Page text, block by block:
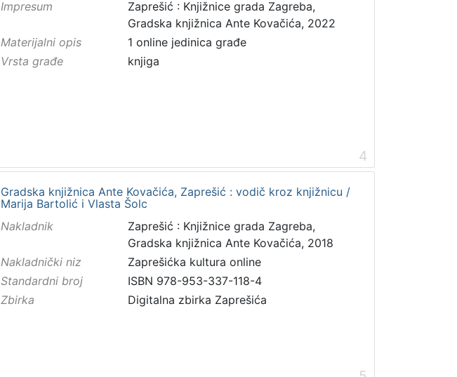
Impresum
Zaprešić : Knjižnice grada Zagreba,
Gradska knjižnica Ante Kovačića, 2022
Materijalni opis
1 online jedinica građe
Vrsta građe
knjiga
4
Gradska knjižnica Ante Kovačića, Zaprešić : vodič kroz knjižnicu /
Marija Bartolić i Vlasta Šolc
Nakladnik
Zaprešić : Knjižnice grada Zagreba,
Gradska knjižnica Ante Kovačića, 2018
Nakladnički niz
Zaprešićka kultura online
Standardni broj
ISBN 978-953-337-118-4
Zbirka
Digitalna zbirka Zaprešića